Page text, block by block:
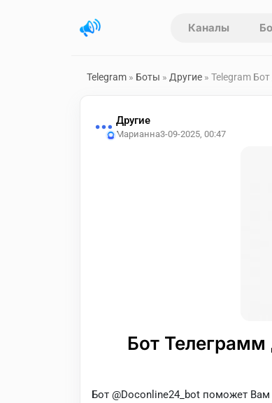
Каналы
Telegram » Боты » Другие » Telegram
Другие
Марианна3-09-2025, 00:47
Бот
Бот @Doconline24_bot поможет